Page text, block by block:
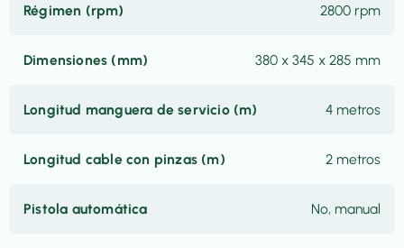
Régimen (rpm) 2800 rpm
Dimensiones (mm) 380 x 345 x 285 mm
Longitud manguera de servicio (m) 4 metros
Longitud cable con pinzas (m) 2 metros
Pistola automática No, manual